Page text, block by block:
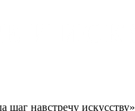
шаг навстречу искусству»